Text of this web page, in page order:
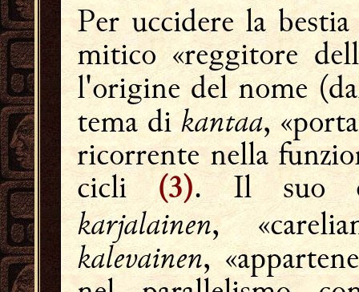
Per uccidere la
mitico «reggitore
l'origine del nome
tema dikantaa,
ricorrente nella
cicli
(3). Il suo
karjalainen,
kalevainen,